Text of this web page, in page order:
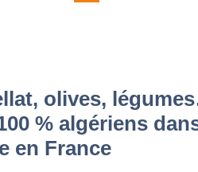
olives,
% algériens
en France